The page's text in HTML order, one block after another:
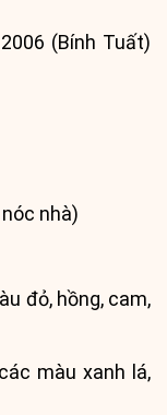
(Bính Tuất)
nhà)
đỏ, hồng, cam,
màu xanh lá,